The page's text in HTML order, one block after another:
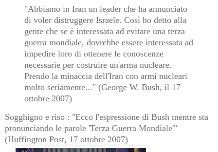
"Abbiamo in Iran un leader che ha annunciato
di voler distruggere Israele. Così ho detto alla
gente che se è interessata ad evitare una terza
guerra mondiale, dovrebbe essere interessata ad
impedire loro di ottenere le conoscenze
necessarie per costruire un'arma nucleare.
Prendo la minaccia dell'Iran con armi nucleari
molto seriamente..." (George W. Bush, il 17
ottobre 2007)
Sogghigno e riso : "Ecco l'espressione di Bush mentre sta
pronunciando le parole 'Terza Guerra Mondiale'"
(Huffington Post, 17 ottobre 2007)